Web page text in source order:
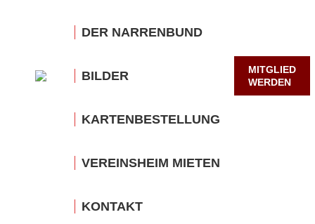
DER NARRENBUND
BILDER
KARTENBESTELLUNG
VEREINSHEIM MIETEN
KONTAKT
MITGLIED
WERDEN